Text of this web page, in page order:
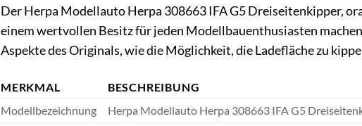
Der Herpa Modellauto Herpa 308663 IFA G5 Dreiseitenkipper,
einem wertvollen Besitz für jeden Modellbauenthusiasten
Aspekte des Originals, wie die Möglichkeit, die Ladefläche zu
MERKMAL
BESCHREIBUNG
Modellbezeichnung
Herpa Modellauto Herpa 308663 IFA G5